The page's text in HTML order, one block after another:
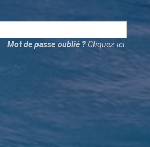
Mot de passe oublié ? Cliquez ici.